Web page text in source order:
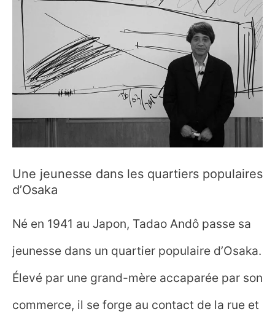
Une jeunesse dans les quartiers populaires
d’Osaka
Né en 1941 au Japon, Tadao Andô passe sa
jeunesse dans un quartier populaire d’Osaka.
Élevé par une grand-mère accaparée par son
commerce, il se forge au contact de la rue et